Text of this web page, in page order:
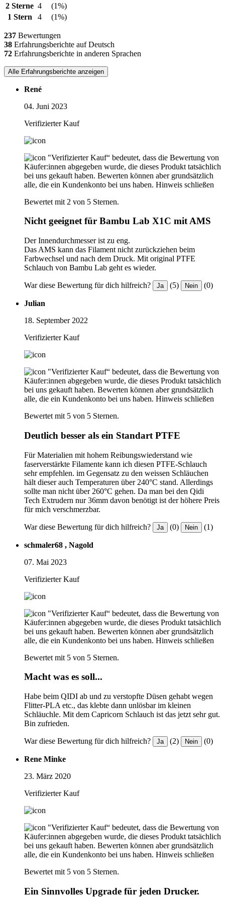
2 Sterne 4
(1%)
1 Stern
4 (1%)
237 Bewertungen
38 Erfahrungsberichte auf Deutsch
72 Erfahrungsberichte in anderen Sprachen
Alle Erfahrungsberichte anzeigen
René
04. Juni 2023
Verifizierter Kauf
"Verifizierter Kauf“ bedeutet, dass die Bewertung von
Käufer:innen abgegeben wurde, die dieses Produkt tatsächlich
bei uns gekauft haben. Bewerten können aber grundsätzlich
alle, die ein Kundenkonto bei uns haben. Hinweis schließen
Bewertet mit 2 von 5 Sternen.
Nicht geeignet für Bambu Lab X1C mit AMS
Der Innendurchmesser ist zu eng.
Das AMS kann das Filament nicht zurückziehen beim
Farbwechsel und nach dem Druck. Mit original PTFE
Schlauch von Bambu Lab geht es wieder.
War diese Bewertung für dich hilfreich? Ja (5) Nein (0)
Julian
18. September 2022
Verifizierter Kauf
"Verifizierter Kauf“ bedeutet, dass die Bewertung von
Käufer:innen abgegeben wurde, die dieses Produkt tatsächlich
bei uns gekauft haben. Bewerten können aber grundsätzlich
alle, die ein Kundenkonto bei uns haben. Hinweis schließen
Bewertet mit 5 von 5 Sternen.
Deutlich besser als ein Standart PTFE
Für Materialien mit hohem Reibungswiederstand wie
faserverstärkte Filamente kann ich diesen PTFE-Schlauch
sehr empfehlen. im Gegensatz zu den weissen Schläuchen
hält dieser auch Temperaturen über 240°C stand. Allerdings
sollte man nicht über 260°C gehen. Da man bei den Qidi
Tech Extrudern nur 36mm davon benötigt ist der höhere Preis
für mich verschmerzbar.
War diese Bewertung für dich hilfreich? Ja (0) Nein (1)
schmaler68 , Nagold
07. Mai 2023
Verifizierter Kauf
"Verifizierter Kauf“ bedeutet, dass die Bewertung von
Käufer:innen abgegeben wurde, die dieses Produkt tatsächlich
bei uns gekauft haben. Bewerten können aber grundsätzlich
alle, die ein Kundenkonto bei uns haben. Hinweis schließen
Bewertet mit 5 von 5 Sternen.
Macht was es soll...
Habe beim QIDI ab und zu verstopfte Düsen gehabt wegen
Flitter-PLA etc., das klebte dann unlösbar im kleinen
Schläuchle. Mit dem Capricorn Schlauch ist das jetzt sehr gut.
Bin zufrieden.
War diese Bewertung für dich hilfreich? Ja (2) Nein (0)
Rene Minke
23. März 2020
Verifizierter Kauf
"Verifizierter Kauf“ bedeutet, dass die Bewertung von
Käufer:innen abgegeben wurde, die dieses Produkt tatsächlich
bei uns gekauft haben. Bewerten können aber grundsätzlich
alle, die ein Kundenkonto bei uns haben. Hinweis schließen
Bewertet mit 5 von 5 Sternen.
Ein Sinnvolles Upgrade für jeden Drucker.